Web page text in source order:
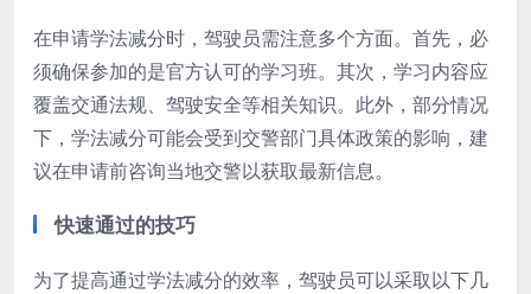
在申请学法减分时，驾驶员需注意多个方面。首先，必
须确保参加的是官方认可的学习班。其次，学习内容应
覆盖交通法规、驾驶安全等相关知识。此外，部分情况
下，学法减分可能会受到交警部门具体政策的影响，建
议在申请前咨询当地交警以获取最新信息。
快速通过的技巧
为了提高通过学法减分的效率，驾驶员可以采取以下几